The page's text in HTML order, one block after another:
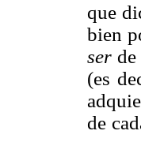
que
bien
ser
(es
de